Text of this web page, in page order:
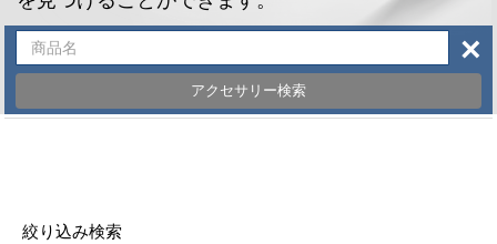
アクセサリー検索
×
絞り込み検索